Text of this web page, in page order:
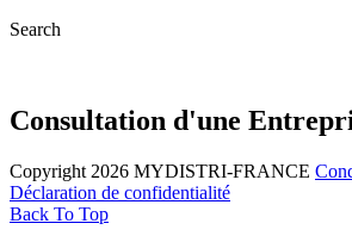
Search
Consultation d'une
Copyright 2026 MYDISTRI-FRANCE
Déclaration de confidentialité
Back To Top